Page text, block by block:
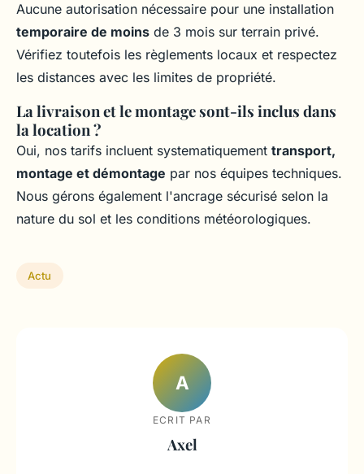
Aucune autorisation nécessaire pour une installation
temporaire de moins de 3 mois sur terrain privé.
Vérifiez toutefois les règlements locaux et respectez
les distances avec les limites de propriété.
La livraison et le montage sont-ils inclus dans
la location ?
Oui, nos tarifs incluent systematiquement transport,
montage et démontage par nos équipes techniques.
Nous gérons également l'ancrage sécurisé selon la
nature du sol et les conditions météorologiques.
Actu
A
ECRIT PAR
Axel